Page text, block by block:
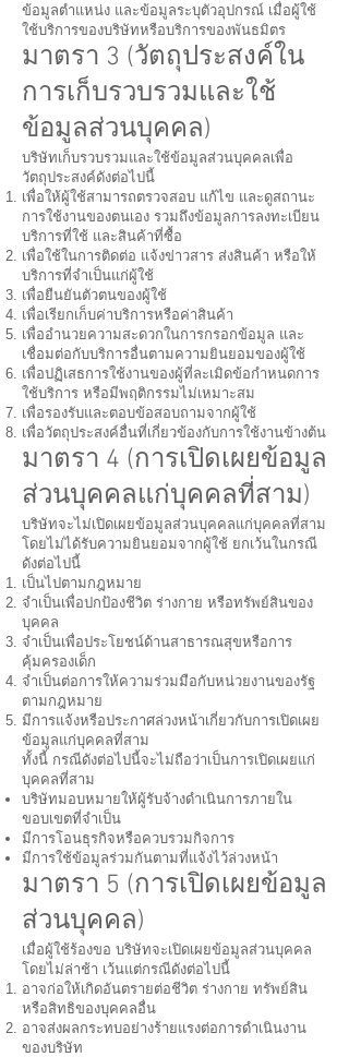
ข้อมูลตำแหน่ง และข้อมูลระบุตัวอุปกรณ์ เมื่อผู้ใช้
ใช้บริการของบริษัทหรือบริการของพันธมิตร
มาตรา 3 (วัตถุประสงค์ใน
การเก็บรวบรวมและใช้
ข้อมูลส่วนบุคคล)
บริษัทเก็บรวบรวมและใช้ข้อมูลส่วนบุคคลเพื่อ
วัตถุประสงค์ดังต่อไปนี้
เพื่อให้ผู้ใช้สามารถตรวจสอบ แก้ไข และดูสถานะ
การใช้งานของตนเอง รวมถึงข้อมูลการลงทะเบียน
บริการที่ใช้ และสินค้าที่ซื้อ
เพื่อใช้ในการติดต่อ แจ้งข่าวสาร ส่งสินค้า หรือให้
บริการที่จำเป็นแก่ผู้ใช้
เพื่อยืนยันตัวตนของผู้ใช้
เพื่อเรียกเก็บค่าบริการหรือค่าสินค้า
เพื่ออำนวยความสะดวกในการกรอกข้อมูล และ
เชื่อมต่อกับบริการอื่นตามความยินยอมของผู้ใช้
เพื่อปฏิเสธการใช้งานของผู้ที่ละเมิดข้อกำหนดการ
ใช้บริการ หรือมีพฤติกรรมไม่เหมาะสม
เพื่อรองรับและตอบข้อสอบถามจากผู้ใช้
เพื่อวัตถุประสงค์อื่นที่เกี่ยวข้องกับการใช้งานข้างต้น
มาตรา 4 (การเปิดเผยข้อมูล
ส่วนบุคคลแก่บุคคลที่สาม)
บริษัทจะไม่เปิดเผยข้อมูลส่วนบุคคลแก่บุคคลที่สาม
โดยไม่ได้รับความยินยอมจากผู้ใช้ ยกเว้นในกรณี
ดังต่อไปนี้
เป็นไปตามกฎหมาย
จำเป็นเพื่อปกป้องชีวิต ร่างกาย หรือทรัพย์สินของ
บุคคล
จำเป็นเพื่อประโยชน์ด้านสาธารณสุขหรือการ
คุ้มครองเด็ก
จำเป็นต่อการให้ความร่วมมือกับหน่วยงานของรัฐ
ตามกฎหมาย
มีการแจ้งหรือประกาศล่วงหน้าเกี่ยวกับการเปิดเผย
ข้อมูลแก่บุคคลที่สาม
ทั้งนี้ กรณีดังต่อไปนี้จะไม่ถือว่าเป็นการเปิดเผยแก่
บุคคลที่สาม
บริษัทมอบหมายให้ผู้รับจ้างดำเนินการภายใน
ขอบเขตที่จำเป็น
มีการโอนธุรกิจหรือควบรวมกิจการ
มีการใช้ข้อมูลร่วมกันตามที่แจ้งไว้ล่วงหน้า
มาตรา 5 (การเปิดเผยข้อมูล
ส่วนบุคคล)
เมื่อผู้ใช้ร้องขอ บริษัทจะเปิดเผยข้อมูลส่วนบุคคล
โดยไม่ล่าช้า เว้นแต่กรณีดังต่อไปนี้
อาจก่อให้เกิดอันตรายต่อชีวิต ร่างกาย ทรัพย์สิน
หรือสิทธิของบุคคลอื่น
อาจส่งผลกระทบอย่างร้ายแรงต่อการดำเนินงาน
ของบริษัท